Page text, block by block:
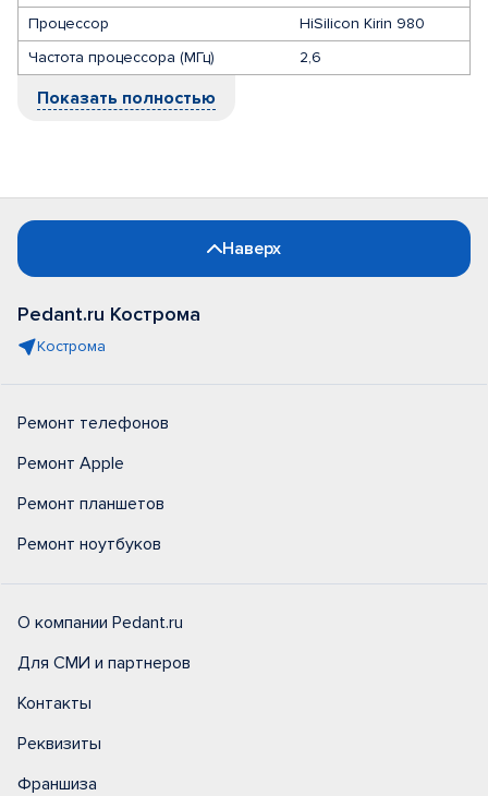
Процессор
HiSilicon Kirin 980
Частота процессора (МГц)
2,6
Показать полностью
Наверх
Pedant.ru Кострома
Кострома
Ремонт телефонов
Ремонт Apple
Ремонт планшетов
Ремонт ноутбуков
О компании Pedant.ru
Для СМИ и партнеров
Контакты
Реквизиты
Франшиза